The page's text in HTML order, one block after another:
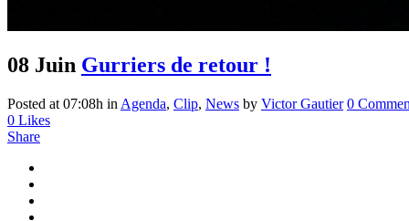
08 Juin Gurriers de retour !
Posted at 07:08h in Agenda, Clip, News by Victor Gautier 0
0 Likes
Share